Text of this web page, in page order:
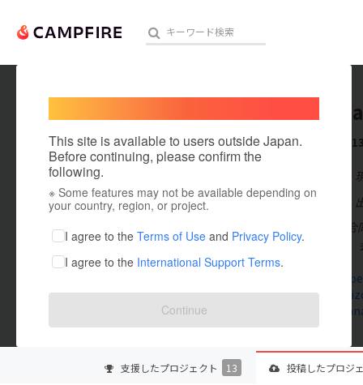
人気のプロジェクト 注目の
アート・写真
テクノロジー・ガジェット
映像・映画
ビジネス・起業
まちづくり・地域活性化
This site is available to users outside Japan.
Before continuing, please confirm the
following.
※ Some features may not be available depending on
your country, region, or project.
I agree to the Terms of Use and Privacy Policy.
I agree to the International Support Terms.
Continue
これまでに
出身国：日本
ラフ＆ピース
B 円蔵」設立。
kappo-
支援したプロジェクト 13 投稿したプロジ